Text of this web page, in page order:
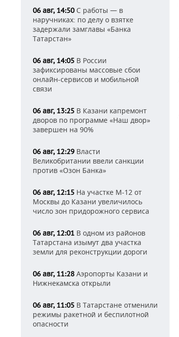
06 авг, 14:50С работы — в
наручниках: по делу о взятке
задержали замглавы «Банка
Татарстан»
06 авг, 14:05 В России
зафиксированы массовые сбои
онлайн-сервисов и мобильной
связи
06 авг, 13:25 В Казани капремонт
дворов по программе «Наш двор»
завершен на 90%
06 авг, 12:29 Власти
Великобритании ввели санкции
против «Озон Банка»
06 авг, 12:15 На участке М-12 от
Москвы до Казани увеличилось
число зон придорожного сервиса
06 авг, 12:01 В одном из районов
Татарстана изымут два участка
земли для реконструкции дороги
06 авг, 11:28 Аэропорты Казани и
Нижнекамска открыли
06 авг, 11:05 В Татарстане отменили
режимы ракетной и беспилотной
опасности